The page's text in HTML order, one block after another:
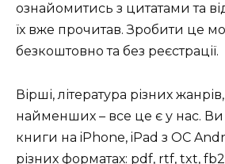
ознайомитись з цитатами та
їх вже прочитав. Зробити це
безкоштовно та без реєстрації.
Вірші, література різних
найменших – все це є у нас.
книги на iPhone, iPad з ОС
різних форматах: pdf, rtf, txt,